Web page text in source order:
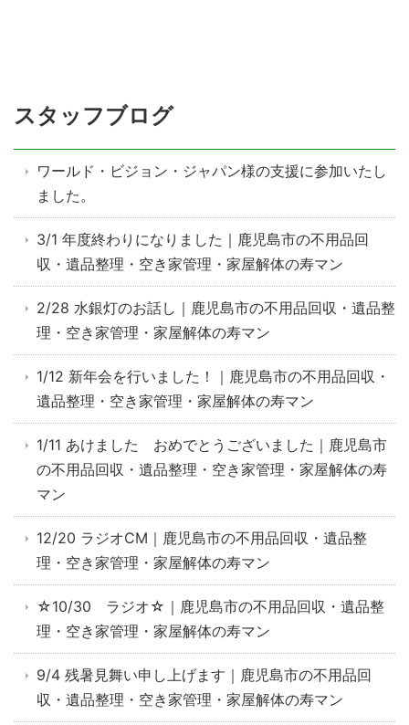
スタッフブログ
ワールド・ビジョン・ジャパン様の支援に参加いたし
ました。
3/1 年度終わりになりました｜鹿児島市の不用品回
収・遺品整理・空き家管理・家屋解体の寿マン
2/28 水銀灯のお話し｜鹿児島市の不用品回収・遺品整
理・空き家管理・家屋解体の寿マン
1/12 新年会を行いました！｜鹿児島市の不用品回収・
遺品整理・空き家管理・家屋解体の寿マン
1/11 あけました おめでとうございました｜鹿児島市
の不用品回収・遺品整理・空き家管理・家屋解体の寿
マン
12/20 ラジオCM｜鹿児島市の不用品回収・遺品整
理・空き家管理・家屋解体の寿マン
☆10/30 ラジオ☆｜鹿児島市の不用品回収・遺品整
理・空き家管理・家屋解体の寿マン
9/4 残暑見舞い申し上げます｜鹿児島市の不用品回
収・遺品整理・空き家管理・家屋解体の寿マン